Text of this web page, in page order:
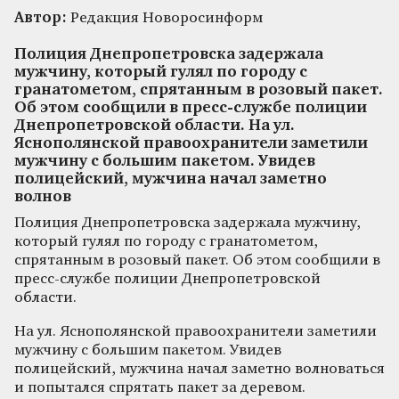
Автор: Редакция Новоросинформ
Полиция Днепропетровска задержала
мужчину, который гулял по городу с
гранатометом, спрятанным в розовый пакет.
Об этом сообщили в пресс-службе полиции
Днепропетровской области. На ул.
Яснополянской правоохранители заметили
мужчину с большим пакетом. Увидев
полицейский, мужчина начал заметно
волнов
Полиция Днепропетровска задержала мужчину,
который гулял по городу с гранатометом,
спрятанным в розовый пакет. Об этом сообщили в
пресс-службе полиции Днепропетровской
области.
На ул. Яснополянской правоохранители заметили
мужчину с большим пакетом. Увидев
полицейский, мужчина начал заметно волноваться
и попытался спрятать пакет за деревом.